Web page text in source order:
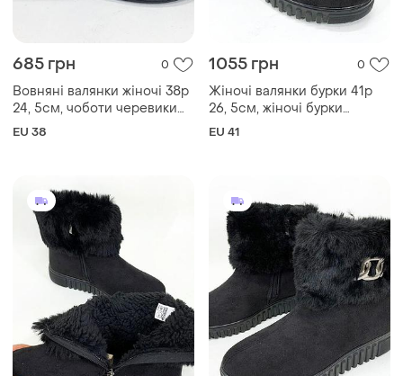
685 грн 0
Вовняні валянки жіночі 38р
24, 5см, чоботи черевики
жіночі зимові повсякденні
EU 38
1055 грн 0
Жіночі валянки бурки 41р
26, 5см, жіночі бурки
бабуші, дутики з хутром
EU 41